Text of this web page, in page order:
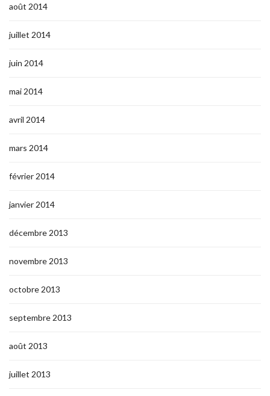
août 2014
juillet 2014
juin 2014
mai 2014
avril 2014
mars 2014
février 2014
janvier 2014
décembre 2013
novembre 2013
octobre 2013
septembre 2013
août 2013
juillet 2013